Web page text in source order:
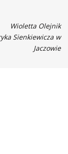
Wioletta Olejnik
Sienkiewicza w
Jaczowie